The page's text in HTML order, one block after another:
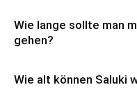
Wie lange sollte man
gehen?
Wie alt können Saluki